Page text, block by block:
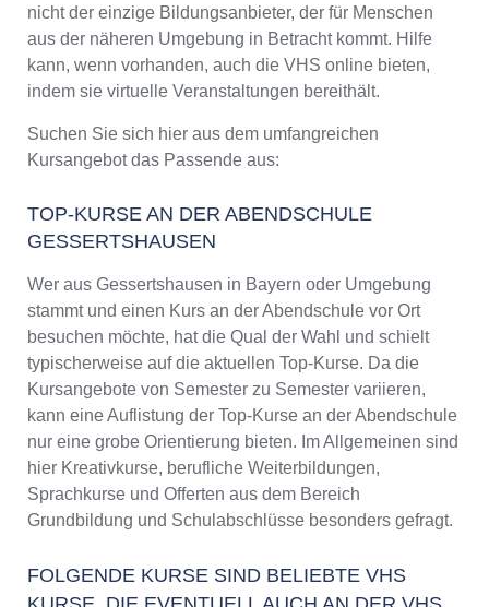
nicht der einzige Bildungsanbieter, der für Menschen
aus der näheren Umgebung in Betracht kommt. Hilfe
kann, wenn vorhanden, auch die VHS online bieten,
indem sie virtuelle Veranstaltungen bereithält.
Suchen Sie sich hier aus dem umfangreichen
Kursangebot das Passende aus:
TOP-KURSE AN DER ABENDSCHULE
GESSERTSHAUSEN
Wer aus Gessertshausen in Bayern oder Umgebung
stammt und einen Kurs an der Abendschule vor Ort
besuchen möchte, hat die Qual der Wahl und schielt
typischerweise auf die aktuellen Top-Kurse. Da die
Kursangebote von Semester zu Semester variieren,
kann eine Auflistung der Top-Kurse an der Abendschule
nur eine grobe Orientierung bieten. Im Allgemeinen sind
hier Kreativkurse, berufliche Weiterbildungen,
Sprachkurse und Offerten aus dem Bereich
Grundbildung und Schulabschlüsse besonders gefragt.
FOLGENDE KURSE SIND BELIEBTE VHS